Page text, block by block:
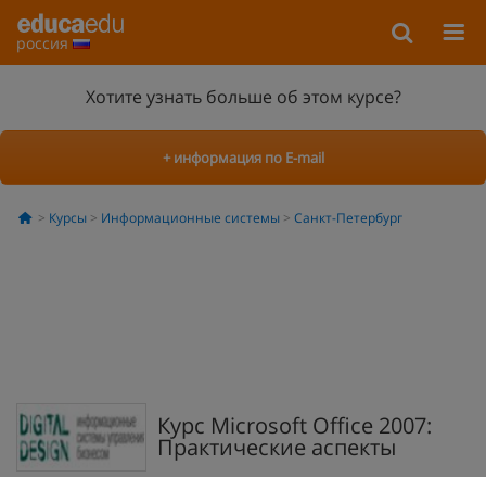
россия
Хотите узнать больше об этом курсе?
+ информация по E-mail
Курсы Информационные системы Санкт-Петербург
Курс Microsoft Office 2007:
Практические аспекты